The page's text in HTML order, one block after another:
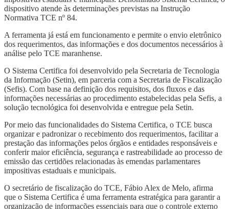
dispositivo atende às determinações previstas na Instrução
Normativa TCE nº 84.
A ferramenta já está em funcionamento e permite o envio eletrônico
dos requerimentos, das informações e dos documentos necessários à
análise pelo TCE maranhense.
O Sistema Certifica foi desenvolvido pela Secretaria de Tecnologia
da Informação (Setin), em parceria com a Secretaria de Fiscalização
(Sefis). Com base na definição dos requisitos, dos fluxos e das
informações necessárias ao procedimento estabelecidas pela Sefis, a
solução tecnológica foi desenvolvida e entregue pela Setin.
Por meio das funcionalidades do Sistema Certifica, o TCE busca
organizar e padronizar o recebimento dos requerimentos, facilitar a
prestação das informações pelos órgãos e entidades responsáveis e
conferir maior eficiência, segurança e rastreabilidade ao processo de
emissão das certidões relacionadas às emendas parlamentares
impositivas estaduais e municipais.
O secretário de fiscalização do TCE, Fábio Alex de Melo, afirma
que o Sistema Certifica é uma ferramenta estratégica para garantir a
organização de informações essenciais para que o controle externo